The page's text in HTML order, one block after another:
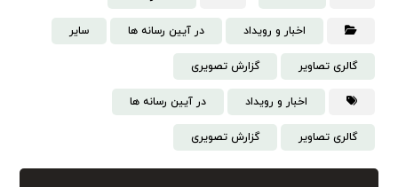
اخبار و رویداد در آیین رسانه ها سایر
گالری تصاویر گزارش تصویری
اخبار و رویداد در آیین رسانه ها
گالری تصاویر گزارش تصویری